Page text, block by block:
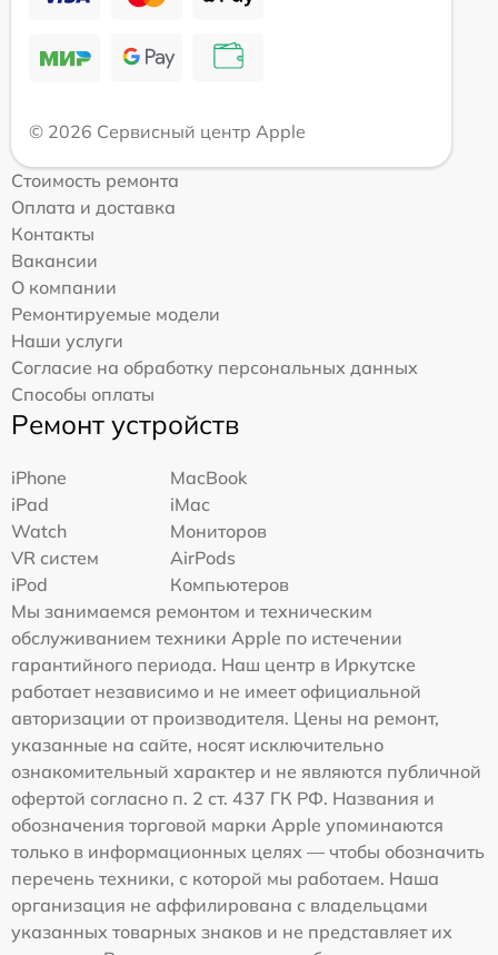
© 2026 Сервисный центр Apple
Стоимость ремонта
Оплата и доставка
Контакты
Вакансии
О компании
Ремонтируемые модели
Наши услуги
Согласие на обработку персональных данных
Способы оплаты
Ремонт устройств
iPhone
MacBook
iPad
iMac
Watch
Мониторов
VR систем
AirPods
iPod
Компьютеров
Мы занимаемся ремонтом и техническим
обслуживанием техники Apple по истечении
гарантийного периода. Наш центр в Иркутске
работает независимо и не имеет официальной
авторизации от производителя. Цены на ремонт,
указанные на сайте, носят исключительно
ознакомительный характер и не являются публичной
офертой согласно п. 2 ст. 437 ГК РФ. Названия и
обозначения торговой марки Apple упоминаются
только в информационных целях — чтобы обозначить
перечень техники, с которой мы работаем. Наша
организация не аффилирована с владельцами
указанных товарных знаков и не представляет их